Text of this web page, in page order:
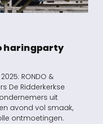
haringparty
RONDO &
De Ridderkerkse
uit
avond vol smaak,
ontmoetingen.